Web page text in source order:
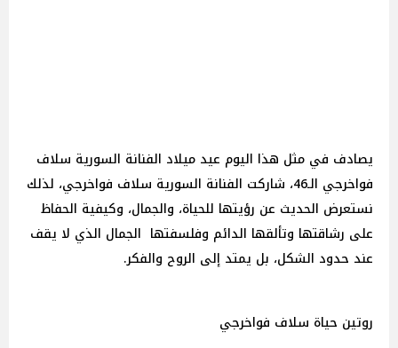
يصادف في مثل هذا اليوم عيد ميلاد الفنانة السورية سلاف
فواخرجي الـ46، شاركت الفنانة السورية سلاف فواخرجي، لذلك
نستعرض الحديث عن رؤيتها للحياة، والجمال، وكيفية الحفاظ
على رشاقتها وتألقها الدائم وفلسفتها الجمال الذي لا يقف
عند حدود الشكل، بل يمتد إلى الروح والفكر.
روتين حياة سلاف فواخرجي